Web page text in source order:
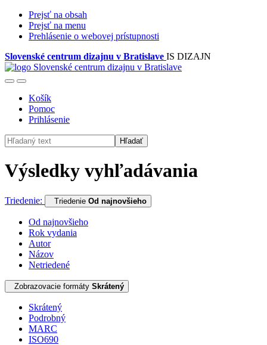
Prejsť na obsah
Prejsť na menu
Prehlásenie o webovej prístupnosti
Slovenské centrum dizajnu v Bratislave IS DIZAJN
Košík
Pomoc
Prihlásenie
Hľadať
Výsledky vyhľadávania
Triedenie: Triedenie Od najnovšieho
Od najnovšieho
Rok vydania
Autor
Názov
Netriedené
Zobrazovacie formáty Skrátený
Skrátený
Podrobný
MARC
ISO690